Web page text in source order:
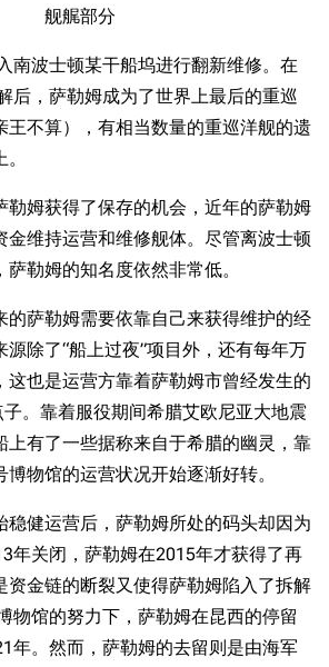
舰艉部分
南波士顿某干船坞进行翻新维修。在
后，萨勒姆成为了世界上最后的重巡
王不算），有相当数量的重巡洋舰的遗
勒姆获得了保存的机会，近年的萨勒姆
金维持运营和维修舰体。尽管离波士顿
勒姆的知名度依然非常低。
的萨勒姆需要依靠自己来获得维护的经
源除了“船上过夜”项目外，还有每年万
这也是运营方靠着萨勒姆市曾经发生的
子。靠着服役期间希腊艾欧尼亚大地震
上有了一些据称来自于希腊的幽灵，靠
物馆的运营状况开始逐渐好转。
稳健运营后，萨勒姆所处的码头却因为
年关闭，萨勒姆在2015年才获得了再
资金链的断裂又使得萨勒姆陷入了拆解
物馆的努力下，萨勒姆在昆西的停留
年。然而，萨勒姆的去留则是由海军